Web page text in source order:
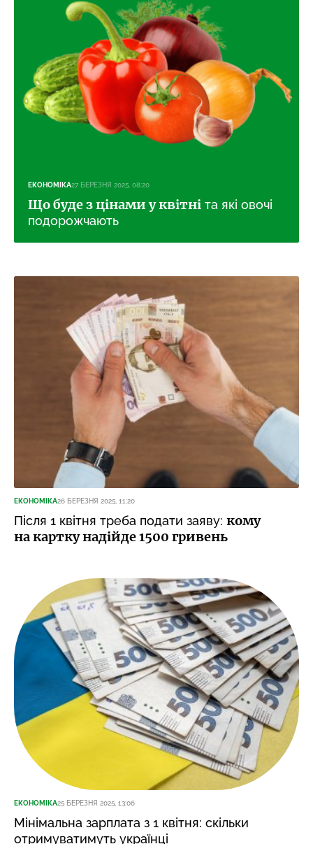
ЕКОНОМІКА27 БЕРЕЗНЯ 2025, 08:20
Що буде з цінами у квітні та які овочі
подорожчають
ЕКОНОМІКА26 БЕРЕЗНЯ 2025, 11:20
Після 1 квітня треба подати заяву: кому
на картку надійде 1500 гривень
ЕКОНОМІКА25 БЕРЕЗНЯ 2025, 13:06
Мінімальна зарплата з 1 квітня: скільки
отримуватимуть українці